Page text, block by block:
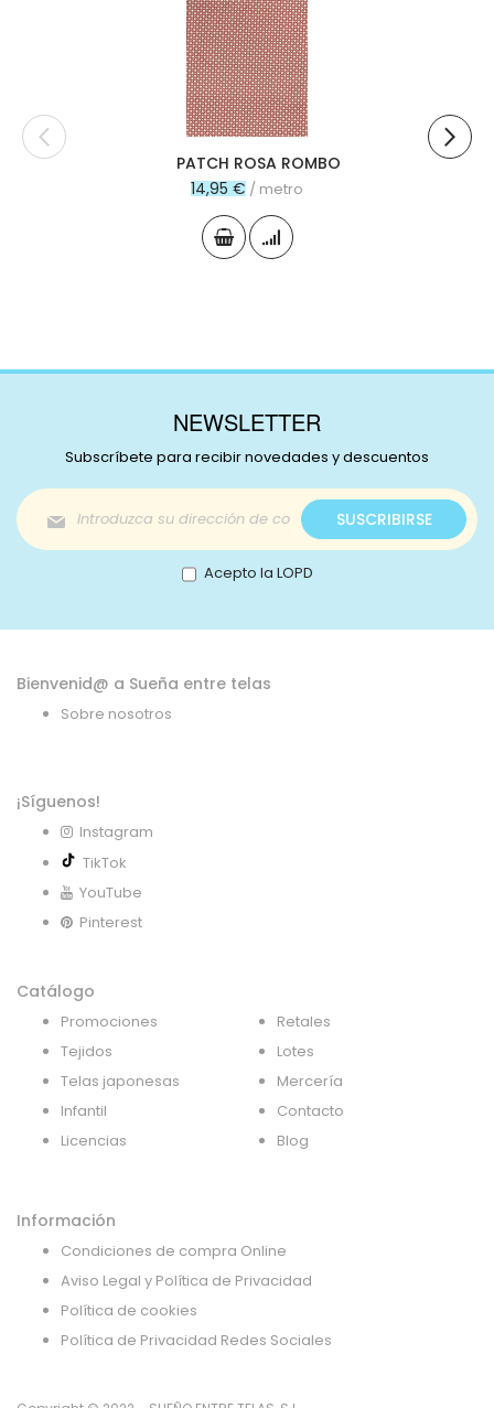
PATCH ROSA ROMBO
14,95 € / metro
NEWSLETTER
Subscríbete para recibir novedades y descuentos
Inscríbase
a
nuestro
boletín
de
SUSCRIBIRSE
Acepto la LOPD
Bienvenid@ a Sueña entre telas
Sobre nosotros
¡Síguenos!
Instagram
TikTok
YouTube
Pinterest
Catálogo
Promociones
Tejidos
Telas japonesas
Infantil
Licencias
Retales
Lotes
Mercería
Contacto
Blog
Información
Condiciones de compra Online
Aviso Legal y Política de Privacidad
Política de cookies
Política de Privacidad Redes Sociales